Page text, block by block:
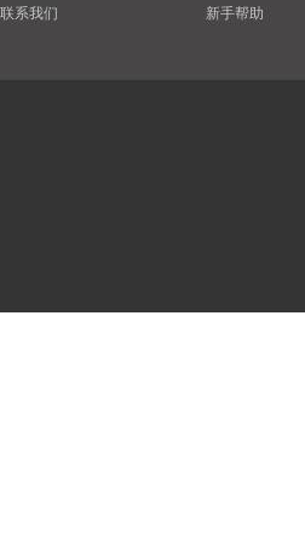
联系我们
新手帮助